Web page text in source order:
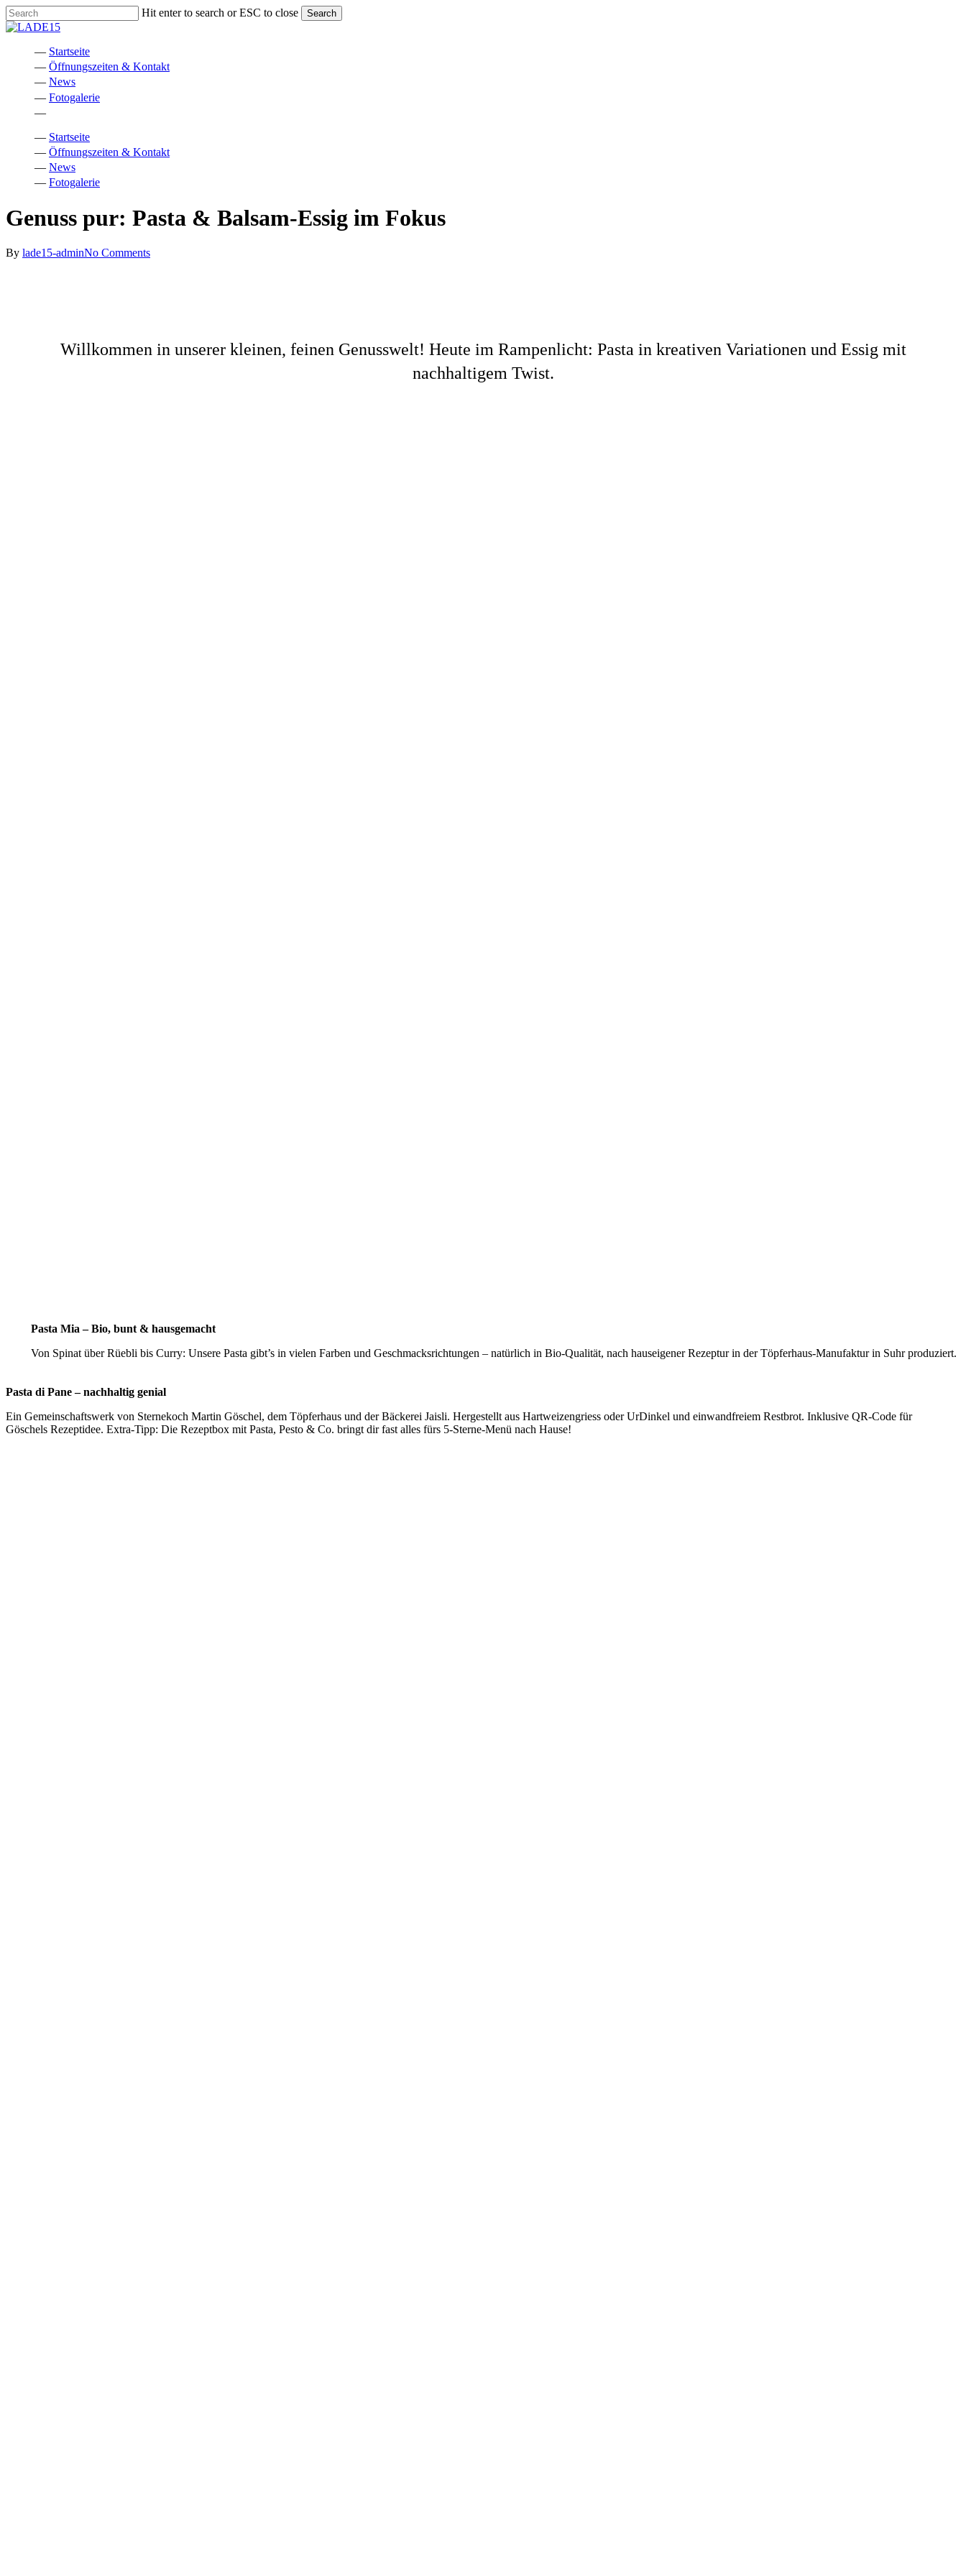
Skip
to
content
Hit enter to search or ESC to close Search
Close
Startseite
Öffnungszeiten & Kontakt
News
Fotogalerie
Startseite
Öffnungszeiten & Kontakt
News
Fotogalerie
Genuss pur: Pasta & Balsam-Essig im Fokus
By lade15-adminNo Comments
Willkommen in unserer kleinen, feinen Genusswelt! Heute im Rampenlicht: Pasta in kreativen Variationen und Essig mit
nachhaltigem Twist.
Pasta Mia – Bio, bunt & hausgemacht
Von Spinat über Rüebli bis Curry: Unsere Pasta gibt’s in vielen Farben und Geschmacksrichtungen – natürlich in Bio-Qualität, nach hauseigener Rezeptur in der Töpferhaus-Manufaktur in Suhr produziert.
Pasta di Pane – nachhaltig genial
Ein Gemeinschaftswerk von Sternekoch Martin Göschel, dem Töpferhaus und der Bäckerei Jaisli. Hergestellt aus Hartweizengriess oder UrDinkel und einwandfreiem Restbrot. Inklusive QR-Code für
Göschels Rezeptidee. Extra-Tipp: Die Rezeptbox mit Pasta, Pesto & Co. bringt dir fast alles fürs 5-Sterne-Menü nach Hause!